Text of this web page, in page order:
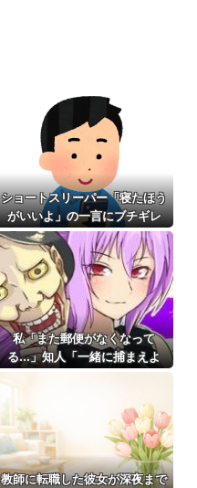
ショートスリーパー「寝たほう
がいいよ」の一言にブチギレ
私「また郵便がなくなって
る…」知人「一緒に捕まえよ
う」→おとりを仕掛けたら泥奥
教師に転職した彼女が深夜まで